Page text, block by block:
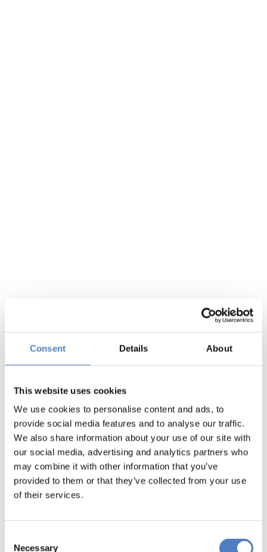
Consent Details About
This website uses cookies
We use cookies to personalise content and ads, to
provide social media features and to analyse our traffic.
We also share information about your use of our site with
our social media, advertising and analytics partners who
may combine it with other information that you’ve
provided to them or that they’ve collected from your use
of their services.
Necessary